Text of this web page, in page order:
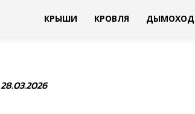
КРЫШИ КРОВЛЯ ДЫМОХОД
28.03.2026